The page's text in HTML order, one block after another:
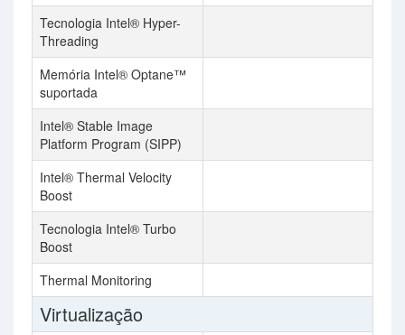
Tecnologia Intel® Hyper-
Threading
Memória Intel® Optane™
suportada
Intel® Stable Image
Platform Program (SIPP)
Intel® Thermal Velocity
Boost
Tecnologia Intel® Turbo
Boost
Thermal Monitoring
Virtualização